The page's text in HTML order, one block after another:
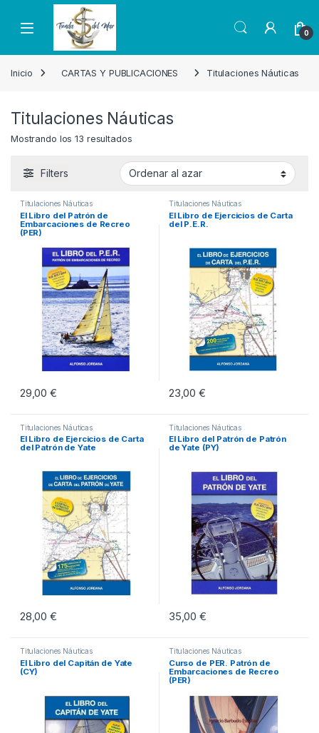
Skip to navigation
Skip to content
Open 0
Inicio CARTAS Y PUBLICACIONES Titulaciones Náuticas
Titulaciones Náuticas
Mostrando los 13 resultados
Filters
Titulaciones Náuticas
El Libro del Patrón de
Embarcaciones de Recreo
(PER)
29,00€
Titulaciones Náuticas
El Libro de Ejercicios de Carta
del P.E.R.
23,00€
Titulaciones Náuticas
El Libro de Ejercicios de Carta
del Patrón de Yate
28,00€
Titulaciones Náuticas
El Libro del Patrón de Patrón
de Yate (PY)
35,00€
Titulaciones Náuticas
El Libro del Capitán de Yate
(CY)
Titulaciones Náuticas
Curso de PER. Patrón de
Embarcaciones de Recreo
(PER)